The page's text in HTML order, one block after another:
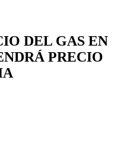
DEL GAS EN
PRECIO